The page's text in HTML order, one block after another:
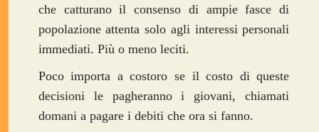
che catturano il consenso di ampie fasce di
popolazione attenta solo agli interessi personali
immediati. Più o meno leciti.
Poco importa a costoro se il costo di queste
decisioni le pagheranno i giovani, chiamati
domani a pagare i debiti che ora si fanno.